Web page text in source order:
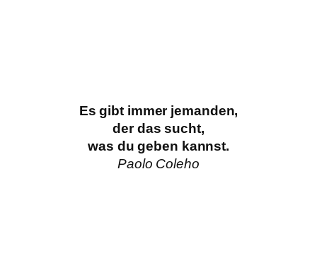
Es gibt immer jemanden,
der das sucht,
was du geben kannst.
Paolo Coleho